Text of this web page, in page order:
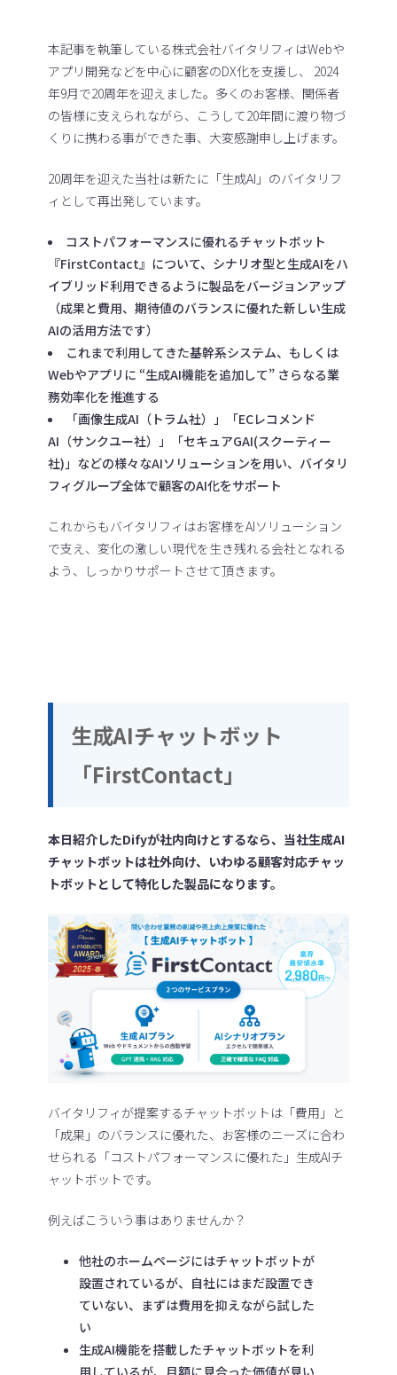
本記事を執筆している株式会社バイタリフィはWebや
アプリ開発などを中心に顧客のDX化を支援し、 2024
年9月で20周年を迎えました。多くのお客様、関係者
の皆様に支えられながら、こうして20年間に渡り物づ
くりに携わる事ができた事、大変感謝申し上げます。
20周年を迎えた当社は新たに「生成AI」のバイタリフ
ィとして再出発しています。
コストパフォーマンスに優れるチャットボット
『FirstContact』について、シナリオ型と生成AIをハ
イブリッド利用できるように製品をバージョンアップ
（成果と費用、期待値のバランスに優れた新しい生成
AIの活用方法です）
これまで利用してきた基幹系システム、もしくは
Webやアプリに “生成AI機能を追加して” さらなる業
務効率化を推進する
「画像生成AI（トラム社）」「ECレコメンド
AI（サンクユー社）」「セキュアGAI(スクーティー
社)」などの様々なAIソリューションを用い、バイタリ
フィグループ全体で顧客のAI化をサポート
これからもバイタリフィはお客様をAIソリューション
で支え、変化の激しい現代を生き残れる会社となれる
よう、しっかりサポートさせて頂きます。
生成AIチャットボット
「FirstContact」
本日紹介したDifyが社内向けとするなら、当社生成AI
チャットボットは社外向け、いわゆる顧客対応チャッ
トボットとして特化した製品になります。
バイタリフィが提案するチャットボットは「費用」と
「成果」のバランスに優れた、お客様のニーズに合わ
せられる「コストパフォーマンスに優れた」生成AIチ
ャットボットです。
例えばこういう事はありませんか？
他社のホームページにはチャットボットが
設置されているが、自社にはまだ設置でき
ていない、まずは費用を抑えながら試した
い
生成AI機能を搭載したチャットボットを利
用しているが、月額に見合った価値が見い